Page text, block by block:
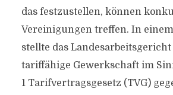
das festzustellen, können
Vereinigungen treffen. In
stellte das Landesarbeitsgericht
tariffähige Gewerkschaft im
1 Tarifvertragsgesetz (TVG)